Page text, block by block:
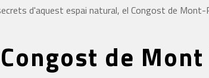
d'aquest espai natural, el Congost de
de Mont